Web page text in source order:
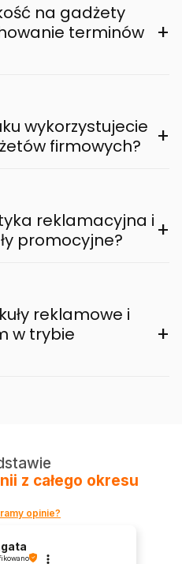
na gadżety
terminów
+
wykorzystujecie
firmowych?
+
reklamacyjna i
promocyjne?
+
reklamowe i
w trybie
+
z całego okresu
opinie?